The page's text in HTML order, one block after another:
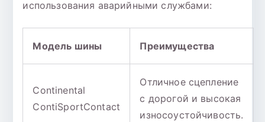
использования аварийными службами:
Модель шины Преимущества
Continental
ContiSportContact
Отличное сцепление
с дорогой и высокая
износоустойчивость.